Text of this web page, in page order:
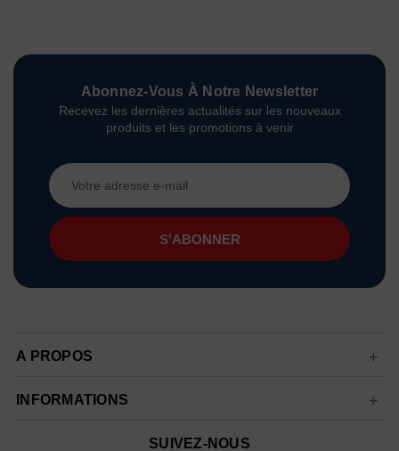
Abonnez-Vous À Notre Newsletter
Recevez les dernières actualités sur les nouveaux
produits et les promotions à venir
Adresse
e-
mail
A PROPOS
INFORMATIONS
SUIVEZ-NOUS